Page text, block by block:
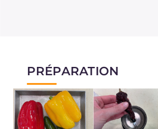
PRÉPARATION